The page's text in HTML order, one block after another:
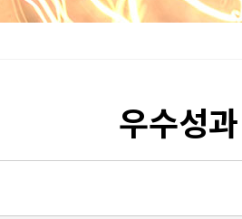
우수성과